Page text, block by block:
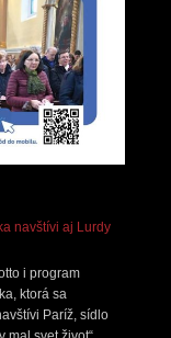
navštívi aj Lurdy
i program
ktorá sa
Paríž, sídlo